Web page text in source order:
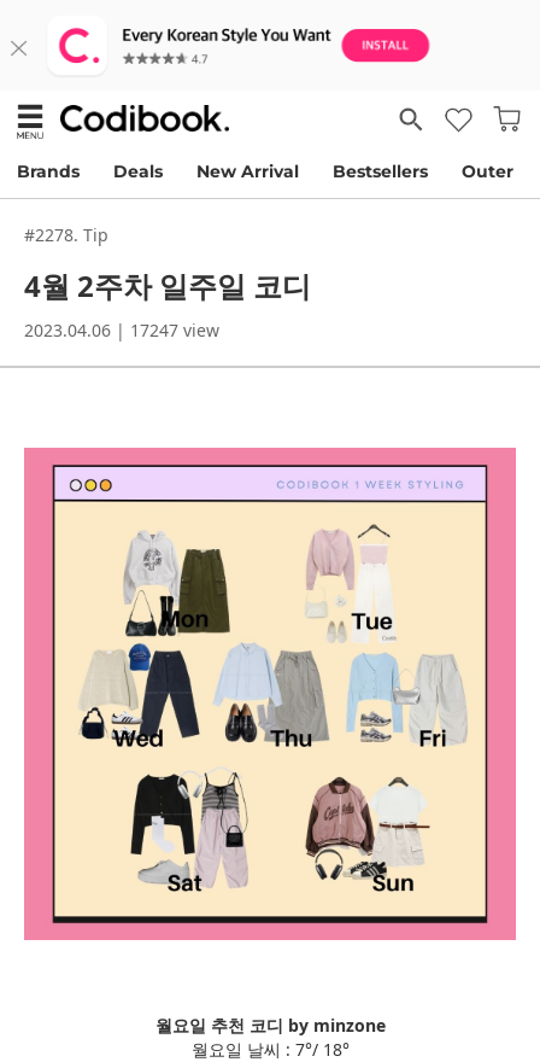
Brands Deals New Arrival Bestsellers Outer
#2278. Tip
4월 2주차 일주일 코디
2023.04.06 | 17247 view
월요일 추천 코디 by minzone
월요일 날씨 : 7°/ 18°